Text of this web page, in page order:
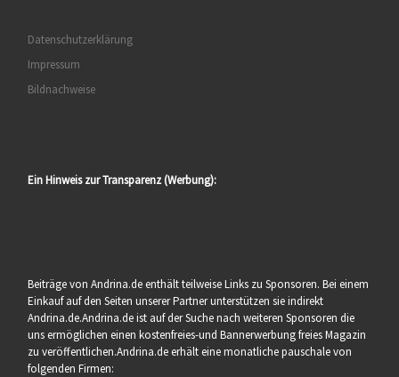
Datenschutzerklärung
Impressum
Bildnachweise
Ein Hinweis zur Transparenz (Werbung):
Beiträge von Andrina.de enthält teilweise Links zu Sponsoren. Bei einem
Einkauf auf den Seiten unserer Partner unterstützen sie indirekt
Andrina.de.Andrina.de ist auf der Suche nach weiteren Sponsoren die
uns ermöglichen einen kostenfreies-und Bannerwerbung freies Magazin
zu veröffentlichen.Andrina.de erhält eine monatliche pauschale von
folgenden Firmen: